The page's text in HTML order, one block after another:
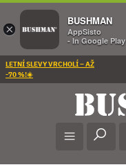
LETNÍ SLEVY VRCHOLÍ – AŽ
-70 %!☀️
×
BUSHMAN
AppSisto
- In Google Play